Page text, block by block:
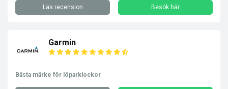
Läs recension Besök här
Garmin
Bästa märke för löparklockor